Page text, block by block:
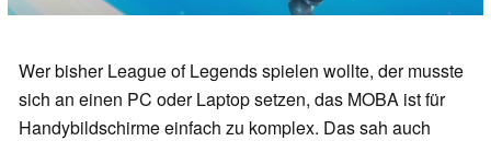
Wer bisher League of Legends spielen wollte, der musste
sich an einen PC oder Laptop setzen, das MOBA ist für
Handybildschirme einfach zu komplex. Das sah auch